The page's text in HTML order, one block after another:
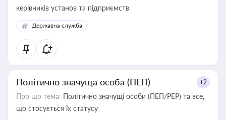
керівників установ та підприємств
Державна служба
Політично значуща особа (ПЕП) +2
Про що тема: Політично значущі особи (ПЕП/PEP) та все,
що стосується їх статусу